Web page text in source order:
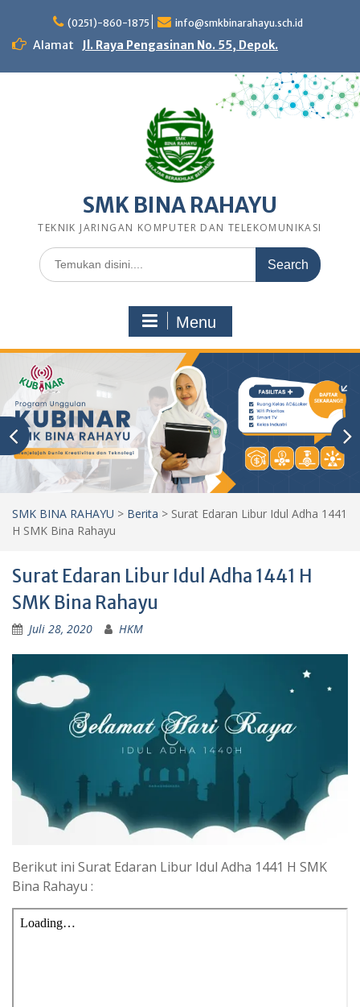
content
(0251)-860-1875 info@smkbinarahayu.sch.id
Alamat Jl. Raya Pengasinan No. 55, Depok.
SMK BINA RAHAYU
TEKNIK JARINGAN KOMPUTER DAN TELEKOMUNIKASI
Search
for:
Menu
SMK BINA RAHAYU > Berita > Surat Edaran Libur Idul Adha 1441
H SMK Bina Rahayu
Surat Edaran Libur Idul Adha 1441 H
SMK Bina Rahayu
Juli 28, 2020 HKM
Berikut ini Surat Edaran Libur Idul Adha 1441 H SMK
Bina Rahayu :